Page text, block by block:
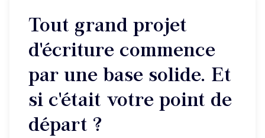
Tout grand projet
d'écriture commence
par une base solide. Et
si c'était votre point de
départ ?